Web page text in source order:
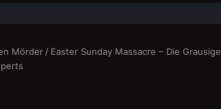
Mörder / Easter Sunday Massacre – Die Grausige